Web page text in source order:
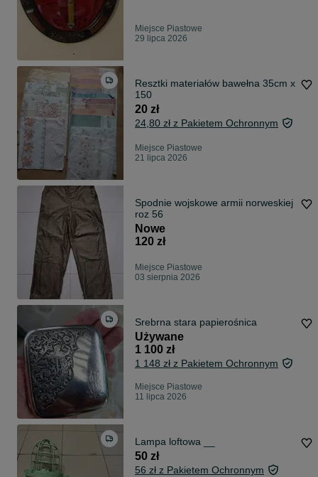
Miejsce Piastowe
29 lipca 2026
Resztki materiałów bawełna 35cm x
150
20 zł
24,80 zł z Pakietem Ochronnym
Miejsce Piastowe
21 lipca 2026
Spodnie wojskowe armii norweskiej
roz 56
Nowe
120 zł
Miejsce Piastowe
03 sierpnia 2026
Srebrna stara papierośnica
Używane
1 100 zł
1 148 zł z Pakietem Ochronnym
Miejsce Piastowe
11 lipca 2026
Lampa loftowa __
50 zł
56 zł z Pakietem Ochronnym